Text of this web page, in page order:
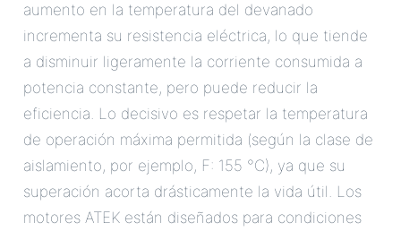
aumento en la temperatura del devanado
incrementa su resistencia eléctrica, lo que tiende
a disminuir ligeramente la corriente consumida a
potencia constante, pero puede reducir la
eficiencia. Lo decisivo es respetar la temperatura
de operación máxima permitida (según la clase de
aislamiento, por ejemplo, F: 155 °C), ya que su
superación acorta drásticamente la vida útil. Los
motores ATEK están diseñados para condiciones